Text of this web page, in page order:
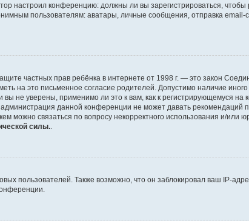
настроил конференцию: должны ли вы зарегистрироваться,
пользователям: аватары, личные сообщения, отправка email-
частных прав ребёнка в интернете от 1998 г. — это закон
на это письменное согласие родителей. Допустимо наличие
не уверены, применимо ли это к вам, как к регистрирующемуся на
данной конференции не может давать рекомендаций
можно связаться по вопросу некорректного использования и/или
силы.
пользователей. Также возможно, что он заблокировал ваш IP-